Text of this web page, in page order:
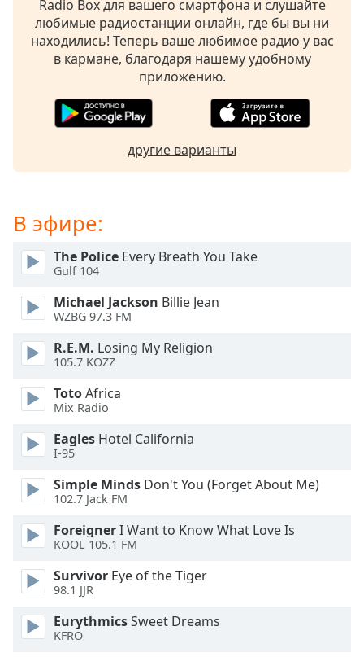
subtitles
settings
dialog
subtitles
selected
Fullscreen
modal
window.
Beginning
dialog
window.
cancel
and
close
window.
Text
Color
Opacity
Radio Box для вашего смартфона и слушайте
любимые радиостанции онлайн, где бы вы ни
находились! Теперь ваше любимое радио у вас
в кармане, благодаря нашему удобному
приложению.
другие варианты
В эфире:
The Police Every Breath You Take
Gulf 104
Michael Jackson Billie Jean
WZBG 97.3 FM
R.E.M. Losing My Religion
105.7 KOZZ
TotoAfrica
Mix Radio
Eagles Hotel California
I-95
Simple Minds Don't You (Forget About Me)
102.7 Jack FM
ForeignerI Want to Know What Love Is
KOOL 105.1 FM
Survivor Eye of the Tiger
98.1 JJR
EurythmicsSweet Dreams
KFRO